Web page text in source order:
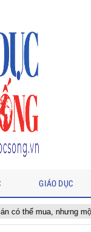
một giờ học tốt thì
GIÁO DỤC